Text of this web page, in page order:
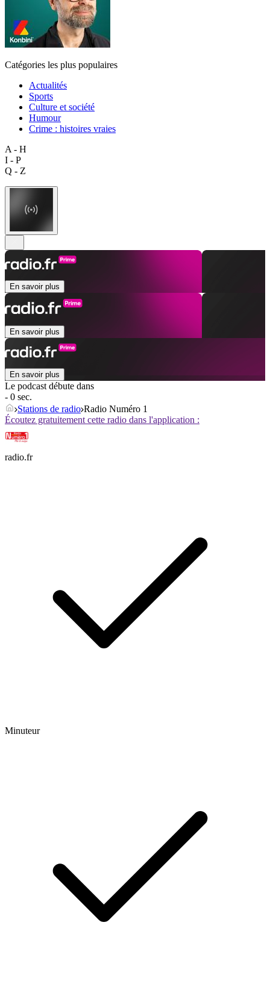
Catégories les plus populaires
Actualités
Sports
Culture et société
Humour
Crime : histoires vraies
A - H
I - P
Q - Z
En savoir plus
En savoir plus
En savoir plus
Le podcast débute dans
- 0 sec.
Stations de radio Radio Numéro 1
Écoutez gratuitement cette radio dans l'application :
radio.fr
Minuteur